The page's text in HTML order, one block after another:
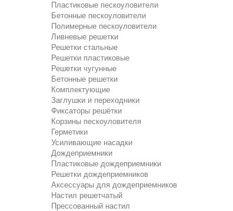
Пластиковые пескоуловители
Бетонные пескоуловители
Полимерные пескоуловители
Ливневые решетки
Решетки стальные
Решетки пластиковые
Решетки чугунные
Бетонные решетки
Комплектующие
Заглушки и переходники
Фиксаторы решётки
Корзины пескоуловителя
Герметики
Усиливающие насадки
Дождеприемники
Пластиковые дождеприемники
Решетки дождеприемников
Аксессуары для дождеприемников
Настил решетчатый
Прессованный настил